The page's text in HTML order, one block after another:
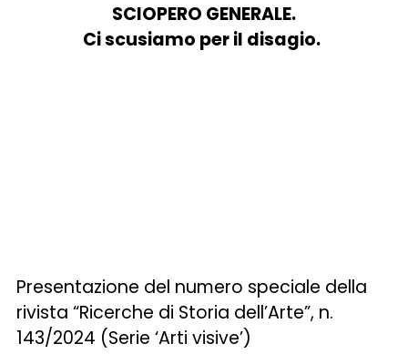
SCIOPERO GENERALE.
Ci scusiamo per il disagio.
Presentazione del numero speciale della
rivista “Ricerche di Storia dell’Arte”, n.
143/2024 (Serie ‘Arti visive’)